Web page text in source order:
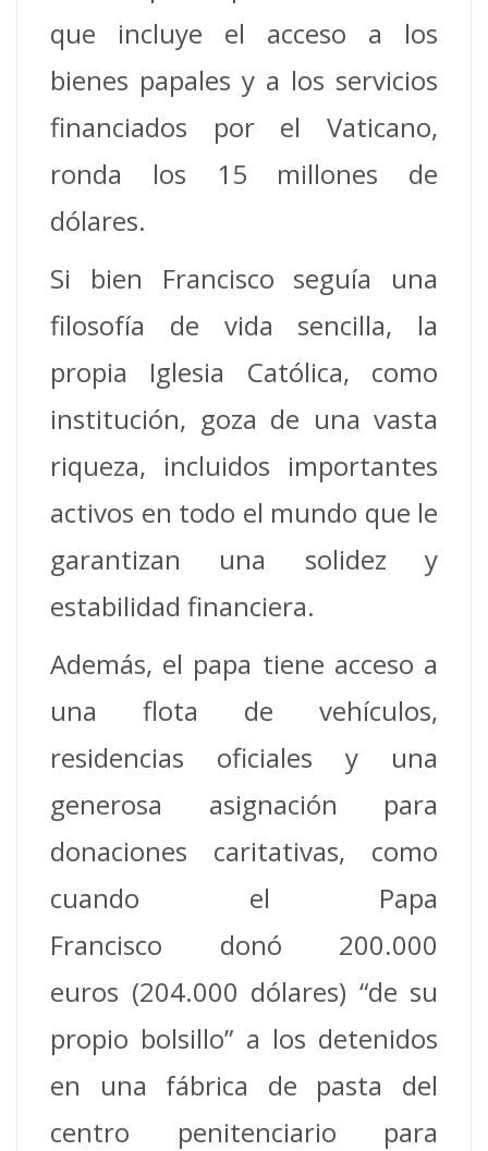
que incluye el acceso a los
bienes papales y a los servicios
financiados por el Vaticano,
ronda los 15 millones de
dólares.
Si bien Francisco seguía una
filosofía de vida sencilla, la
propia Iglesia Católica, como
institución, goza de una vasta
riqueza, incluidos importantes
activos en todo el mundo que le
garantizan una solidez y
estabilidad financiera.
Además, el papa tiene acceso a
una flota de vehículos,
residencias oficiales y una
generosa asignación para
donaciones caritativas, como
cuando el Papa
Francisco donó 200.000
euros (204.000 dólares) “de su
propio bolsillo” a los detenidos
en una fábrica de pasta del
centro penitenciario para